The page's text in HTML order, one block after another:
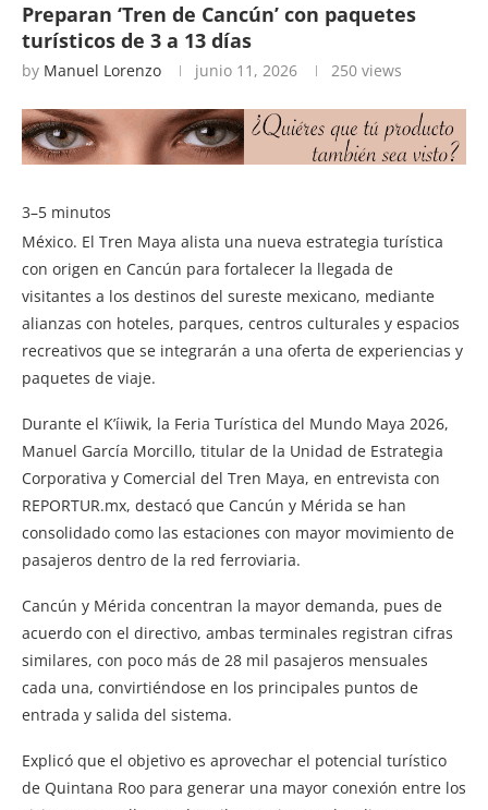
Preparan ‘Tren de Cancún’ con paquetes
turísticos de 3 a 13 días
by Manuel Lorenzo junio 11, 2026 250 views
3–5 minutos
México. El Tren Maya alista una nueva estrategia turística
con origen en Cancún para fortalecer la llegada de
visitantes a los destinos del sureste mexicano, mediante
alianzas con hoteles, parques, centros culturales y espacios
recreativos que se integrarán a una oferta de experiencias y
paquetes de viaje.
Durante el K’íiwik, la Feria Turística del Mundo Maya 2026,
Manuel García Morcillo, titular de la Unidad de Estrategia
Corporativa y Comercial del Tren Maya, en entrevista con
REPORTUR.mx, destacó que Cancún y Mérida se han
consolidado como las estaciones con mayor movimiento de
pasajeros dentro de la red ferroviaria.
Cancún y Mérida concentran la mayor demanda, pues de
acuerdo con el directivo, ambas terminales registran cifras
similares, con poco más de 28 mil pasajeros mensuales
cada una, convirtiéndose en los principales puntos de
entrada y salida del sistema.
Explicó que el objetivo es aprovechar el potencial turístico
de Quintana Roo para generar una mayor conexión entre los